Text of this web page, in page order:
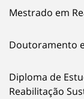
Mestrado em
Doutoramento
Diploma de
Reabilitação